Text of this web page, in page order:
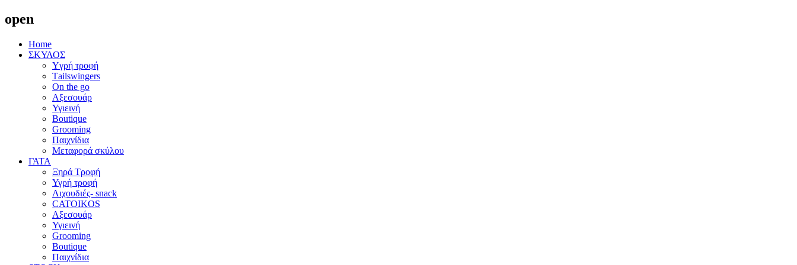
open
Home
ΣΚΥΛΟΣ
Yγρή τροφή
Τailswingers
On the go
Αξεσουάρ
Υγιεινή
Boutique
Grooming
Παιχνίδια
Μεταφορά σκύλου
ΓΑΤΑ
Ξηρά Τροφή
Υγρή τροφή
Λιχουδιές- snack
CATOIKOS
Αξεσουάρ
Υγιεινή
Grooming
Boutique
Παιχνίδια